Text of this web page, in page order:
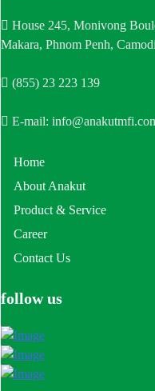
House 245, Monivong
Makara, Phnom Penh,
(855) 23 223 139
E-mail:
Home
About Anakut
Product & Service
Career
Contact Us
follow us